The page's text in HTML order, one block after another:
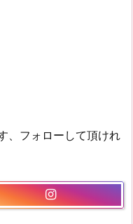
、フォローして頂けれ